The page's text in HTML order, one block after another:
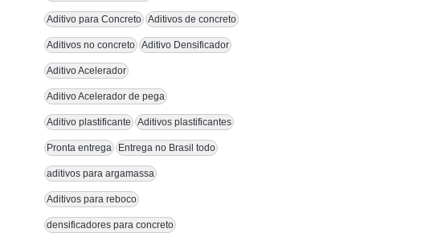
Aditivo para Concreto Aditivos de concreto
Aditivos no concreto Aditivo Densificador
Aditivo Acelerador
Aditivo Acelerador de pega
Aditivo plastificante Aditivos plastificantes
Pronta entrega Entrega no Brasil todo
aditivos para argamassa
Aditivos para reboco
densificadores para concreto